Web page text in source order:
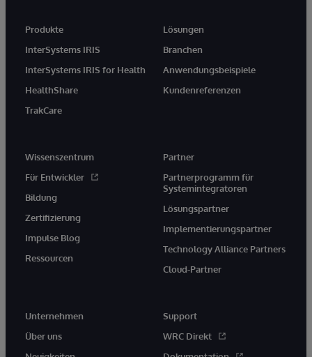
Produkte
InterSystems IRIS
InterSystems IRIS for Health
HealthShare
TrakCare
Lösungen
Branchen
Anwendungsbeispiele
Kundenreferenzen
Wissenszentrum
Für Entwickler
Bildung
Zertifizierung
Impulse Blog
Ressourcen
Partner
Partnerprogramm für
Systemintegratoren
Lösungspartner
Implementierungspartner
Technology Alliance Partners
Cloud-Partner
Unternehmen
Über uns
Support
WRC Direkt